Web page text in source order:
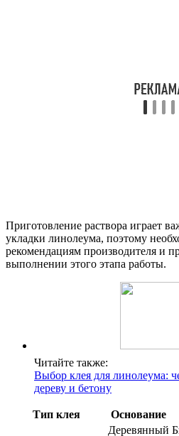
Приготовление раствора играет
укладки линолеума, поэтому
рекомендациям производителя и
выполнении этого этапа работы.
Читайте также:
Выбор клея для линолеума:
дереву и бетону
Тип клея Основание
Деревянный